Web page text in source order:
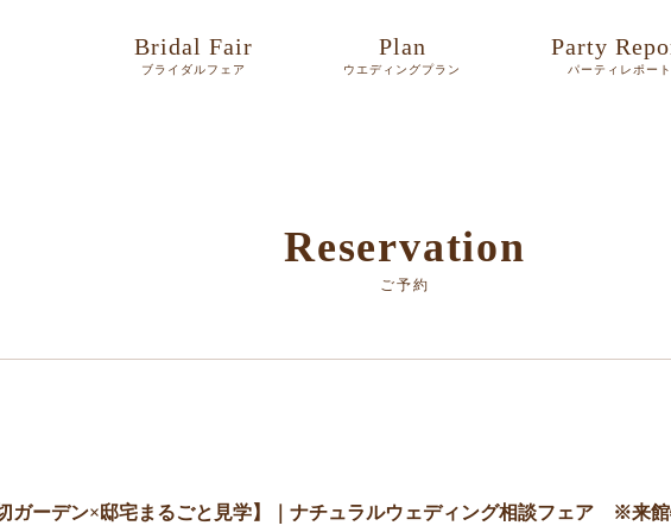
Bridal Fair
ブライダルフェア
Plan
ウエディングプラン
Party
パーティレポート
Reservation
ご予約